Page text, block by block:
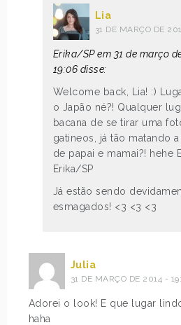
Lia
31 DE MARÇO DE
Erika/SP em 31 de março
19:06 disse:
Welcome back, Lia! :)
o Japão né?! Qualquer
bacana de se tirar uma
gatineos, já tão matando
de papai e mamai?! hehe
Erika/SP
Já estão sendo
esmagados! <3 <3 <3
Julia
31 DE MARÇO DE 2014 -
Adorei o look! E que lugar
haha